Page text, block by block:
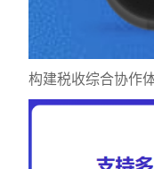
构建税收综合协作